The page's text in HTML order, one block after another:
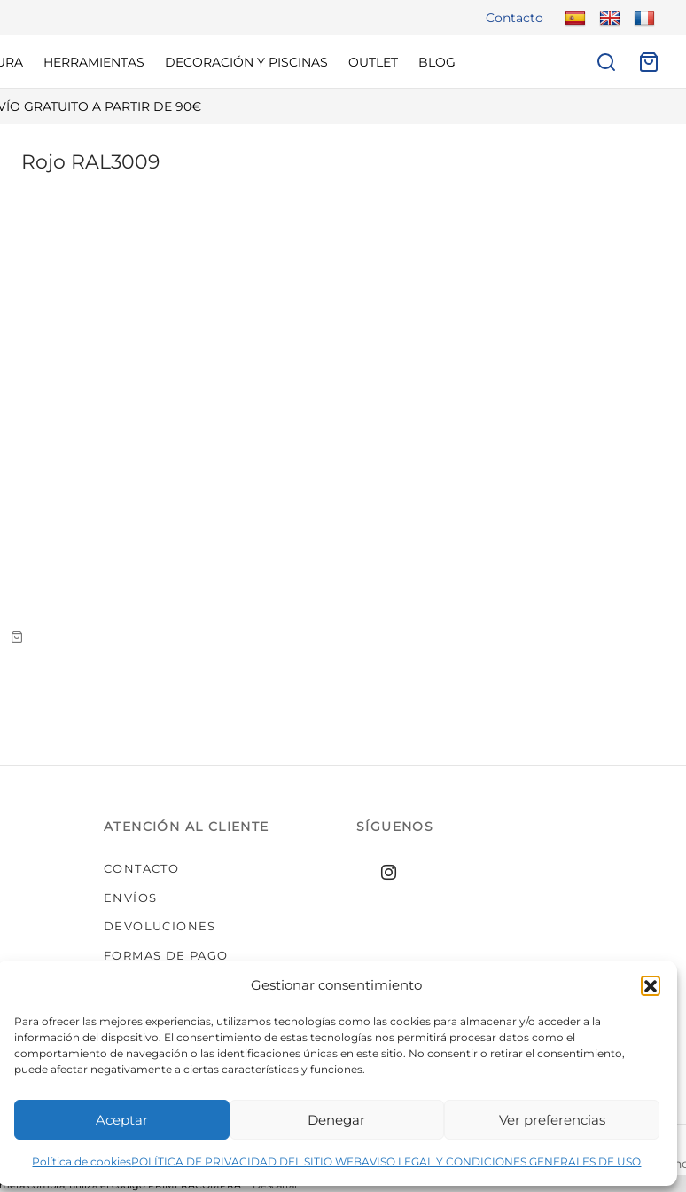
Gestionar consentimiento
Para ofrecer las mejores experiencias, utilizamos tecnologías como las cookies para almacenar y/o acceder a la
información del dispositivo. El consentimiento de estas tecnologías nos permitirá procesar datos como el
comportamiento de navegación o las identificaciones únicas en este sitio. No consentir o retirar el consentimiento,
puede afectar negativamente a ciertas características y funciones.
Aceptar Denegar Ver preferencias
Política de cookiesPOLÍTICA DE PRIVACIDAD DEL SITIO WEBAVISO LEGAL Y CONDICIONES GENERALES DE USO
compra, utiliza el código PRIMERACOMPRA Descartar
Contacto
HERRAMIENTAS DECORACIÓN Y PISCINAS OUTLET BLOG
GRATUITO A PARTIR DE 90€
Rojo RAL3009
ATENCIÓN AL CLIENTE
CONTACTO
ENVÍOS
DEVOLUCIONES
FORMAS DE PAGO
SÍGUENOS
Política de cookies Política de privacidad del sitio web ©2026 Decopintur- todos los